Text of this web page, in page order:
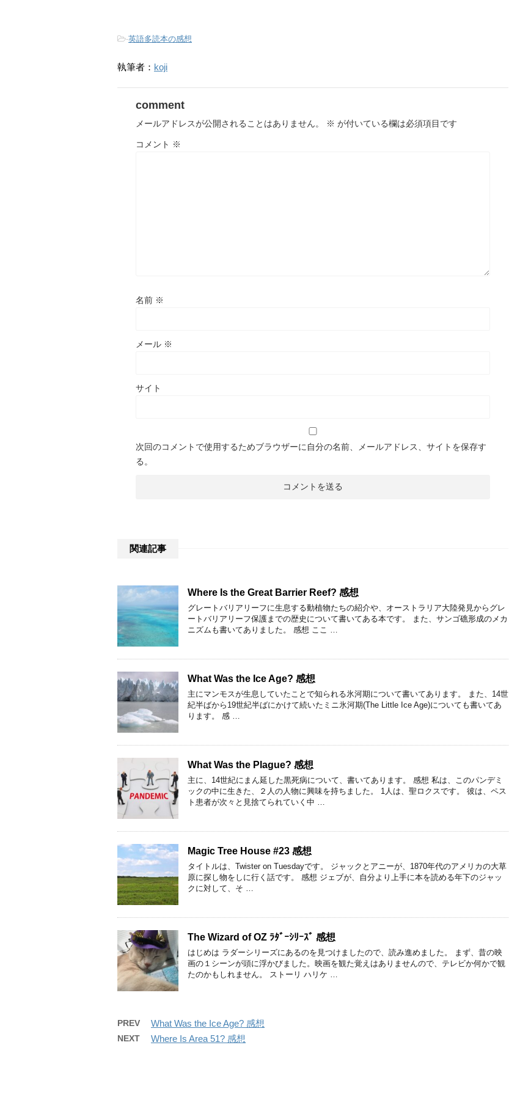
-英語多読本の感想
執筆者： koji
comment
メールアドレスが公開されることはありません。 ※ が付いている欄は必須項目です
コメント ※
名前 ※
メール ※
サイト
次回のコメントで使用するためブラウザーに自分の名前、メールアドレス、サイトを保存す
る。
関連記事
Where Is the Great Barrier Reef? 感想
グレートバリアリーフに生息する動植物たちの紹介や、オーストラリア大陸発見からグレ
ートバリアリーフ保護までの歴史について書いてある本です。 また、サンゴ礁形成のメカ
ニズムも書いてありました。 感想 ここ …
What Was the Ice Age? 感想
主にマンモスが生息していたことで知られる氷河期について書いてあります。 また、14世
紀半ばから19世紀半ばにかけて続いたミニ氷河期(The Little Ice Age)についても書いてあ
ります。 感 …
What Was the Plague? 感想
主に、14世紀にまん延した黒死病について、書いてあります。 感想 私は、このパンデミ
ックの中に生きた、２人の人物に興味を持ちました。 1人は、聖ロクスです。 彼は、ペス
ト患者が次々と見捨てられていく中 …
Magic Tree House #23 感想
タイトルは、Twister on Tuesdayです。 ジャックとアニーが、1870年代のアメリカの大草
原に探し物をしに行く話です。 感想 ジェブが、自分より上手に本を読める年下のジャッ
クに対して、そ …
The Wizard of OZ ﾗﾀﾞｰｼﾘｰｽﾞ 感想
はじめは ラダーシリーズにあるのを見つけましたので、読み進めました。 まず、昔の映
画の１シーンが頭に浮かびました。映画を観た覚えはありませんので、テレビか何かで観
たのかもしれません。 ストーリ ハリケ …
PREV What Was the Ice Age? 感想
NEXT Where Is Area 51? 感想